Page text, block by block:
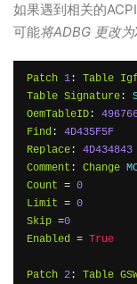
如果遇到相关的
可能将ADBG 更改
Patch 1 : Table
Table Signature :
OemTableID :
Find :
4D435F5F
Replace :
4D434843
Comment : Change
Count = 0
Limit = 0
Skip =0
Enabled = True
Patch 2 : Table